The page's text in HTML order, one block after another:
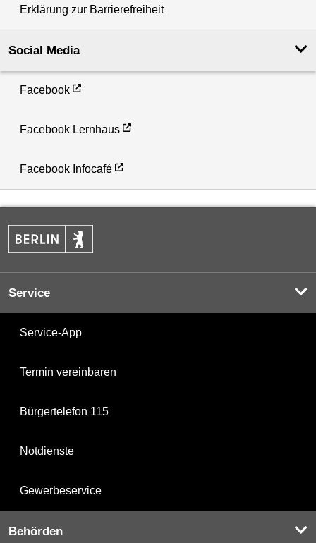
Erklärung zur Barrierefreiheit
Social Media
Facebook
Facebook Lernhaus
Facebook Infocafé
Service
Service-App
Termin vereinbaren
Bürgertelefon 115
Notdienste
Gewerbeservice
Behörden